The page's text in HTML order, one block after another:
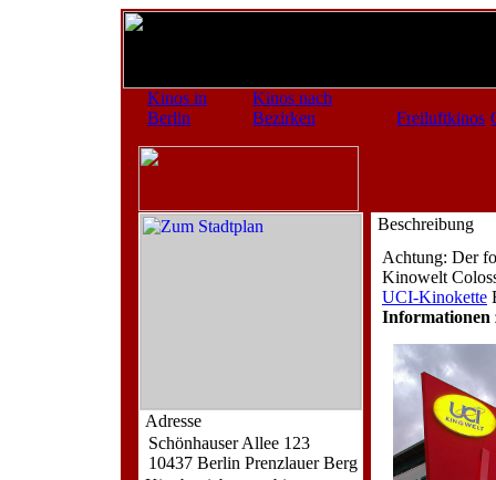
Kinos in
Berlin
Kinos nach
Bezirken
Freiluftkinos
Adresse
Schönhauser Allee 123
10437 Berlin Prenzlauer Berg
Beschreibung
Achtung: Der
Kinowelt
UCI-Kinokette
Informationen